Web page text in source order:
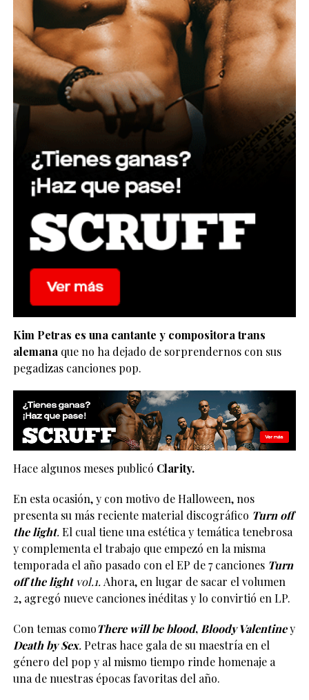
Kim Petras es una cantante y compositora trans
alemana que no ha dejado de sorprendernos con sus
pegadizas canciones pop.
Hace algunos meses publicó Clarity.
En esta ocasión, y con motivo de Halloween, nos
presenta su más reciente material discográfico Turn off
the light.El cual tiene una estética y temática tenebrosa
y complementa el trabajo que empezó en la misma
temporada el año pasado con el EP de 7 canciones Turn
off the lightvol.1. Ahora, en lugar de sacar el volumen
2, agregó nueve canciones inéditas y lo convirtió en LP.
Con temas comoThere will be blood,Bloody Valentiney
Death by Sex. Petras hace gala de su maestría en el
género del pop y al mismo tiempo rinde homenaje a
una de nuestras épocas favoritas del año.